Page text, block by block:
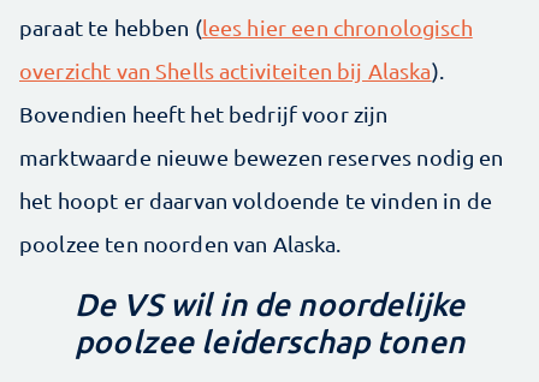
paraat te hebben (lees hier een chronologisch
overzicht van Shells activiteiten bij Alaska).
Bovendien heeft het bedrijf voor zijn
marktwaarde nieuwe bewezen reserves nodig en
het hoopt er daarvan voldoende te vinden in de
poolzee ten noorden van Alaska.
De VS wil in de noordelijke
poolzee leiderschap tonen